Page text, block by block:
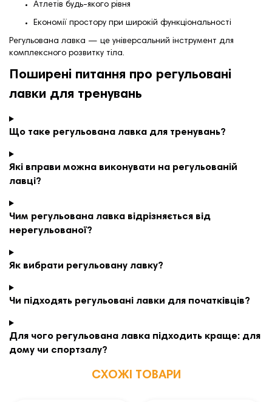
Атлетів будь-якого рівня
Економії простору при широкій функціональності
Регульована лавка — це універсальний інструмент для
комплексного розвитку тіла.
Поширені питання про регульовані
лавки для тренувань
Що таке регульована лавка для тренувань?
Які вправи можна виконувати на регульованій
лавці?
Чим регульована лавка відрізняється від
нерегульованої?
Як вибрати регульовану лавку?
Чи підходять регульовані лавки для початківців?
Для чого регульована лавка підходить краще: для
дому чи спортзалу?
СХОЖІ ТОВАРИ